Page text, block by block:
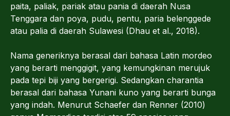
paita, paliak, pariak atau pania di daerah Nusa
Tenggara dan poya, pudu, pentu, paria belenggede
atau palia di daerah Sulawesi (Dhau et al., 2018).
Nama generiknya berasal dari bahasa Latin mordeo
yang berarti menggigit, yang kemungkinan merujuk
pada tepi biji yang bergerigi. Sedangkan charantia
berasal dari bahasa Yunani kuno yang berarti bunga
yang indah. Menurut Schaefer dan Renner (2010)